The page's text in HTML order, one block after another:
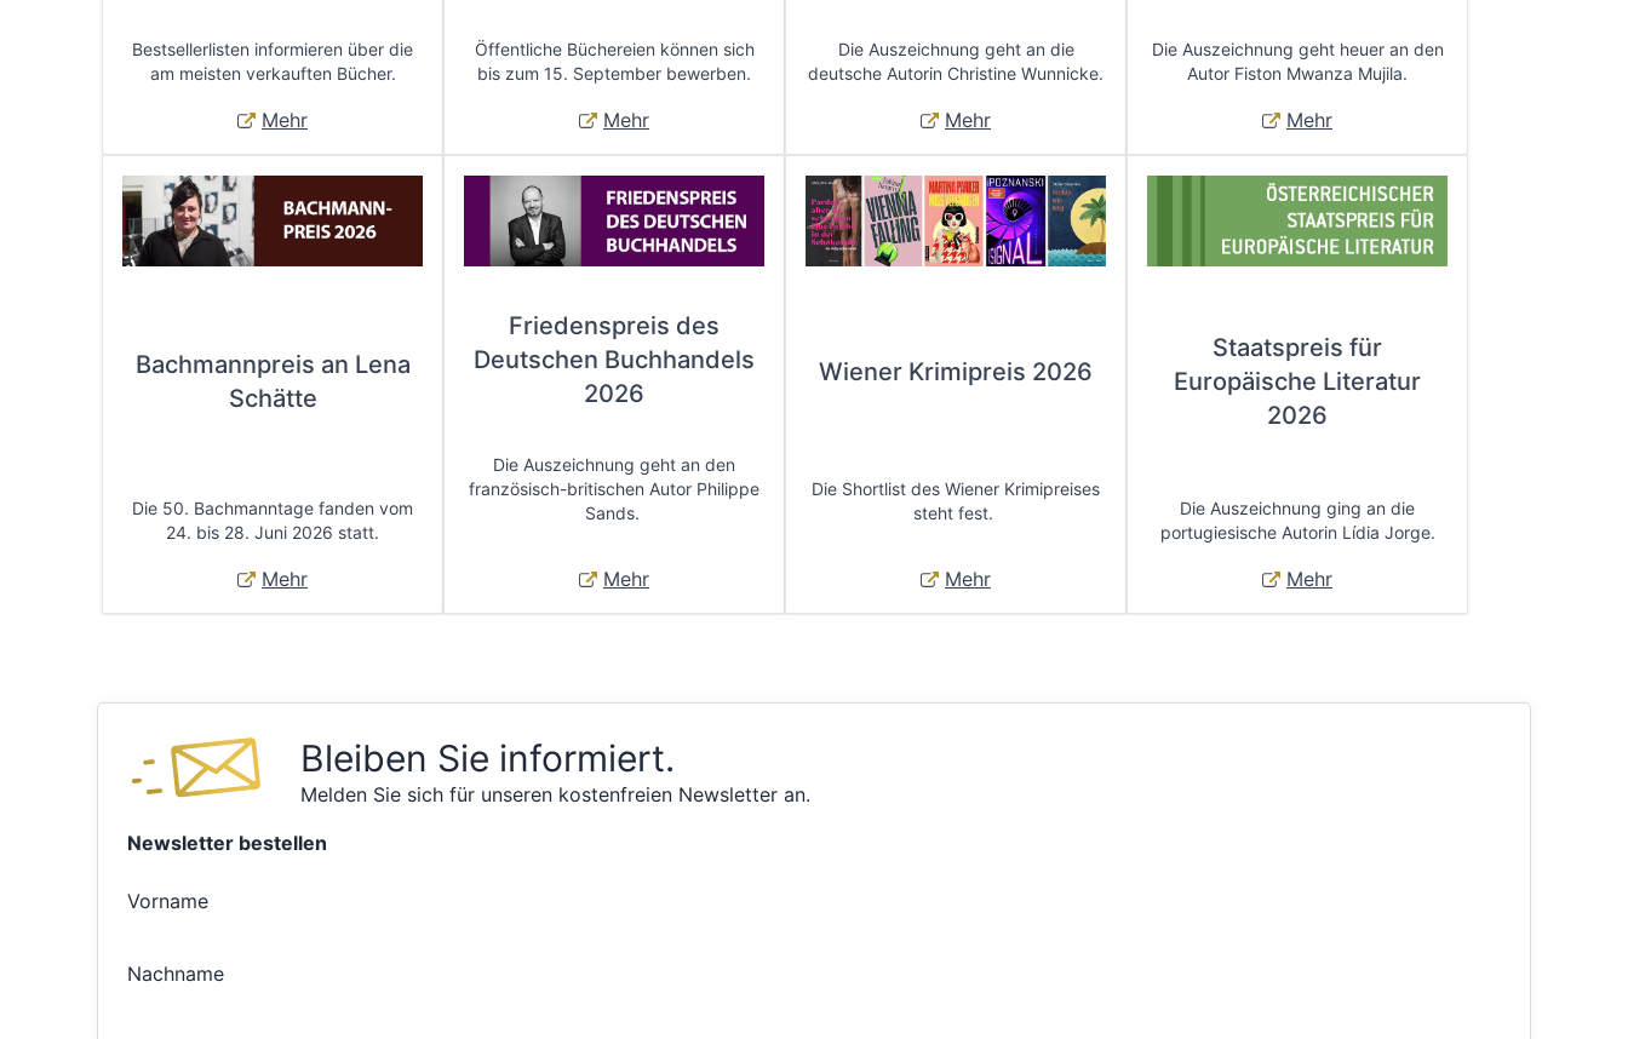
Bestsellerlisten informieren über die
am meisten verkauften Bücher.
Mehr
Öffentliche Büchereien können sich
bis zum 15. September bewerben.
Mehr
Die Auszeichnung geht an die
deutsche Autorin Christine Wunnicke.
Mehr
Die Auszeichnung geht heuer an den
Autor Fiston Mwanza Mujila.
Mehr
Bachmannpreis an Lena
Schätte
Die 50. Bachmanntage fanden vom
24. bis 28. Juni 2026 statt.
Mehr
Friedenspreis des
Deutschen Buchhandels
2026
Die Auszeichnung geht an den
französisch-britischen Autor Philippe
Sands.
Mehr
Wiener Krimipreis 2026
Die Shortlist des Wiener Krimipreises
steht fest.
Mehr
Staatspreis für
Europäische Literatur
2026
Die Auszeichnung ging an die
portugiesische Autorin Lídia Jorge.
Mehr
Bleiben Sie informiert.
Melden Sie sich für unseren kostenfreien Newsletter an.